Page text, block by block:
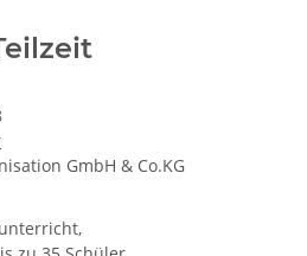
GmbH & Co.KG